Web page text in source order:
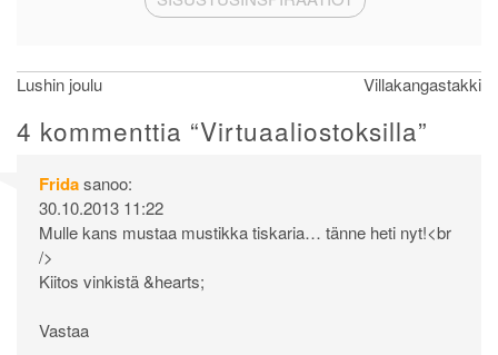
Artikkelien
selaus
Lushin joulu Villakangastakki
4 kommenttia “Virtuaaliostoksilla”
Fridasanoo:
30.10.2013 11:22
Mulle kans mustaa mustikka tiskaria… tänne heti nyt!<br
/>
Kiitos vinkistä &hearts;
Vastaa